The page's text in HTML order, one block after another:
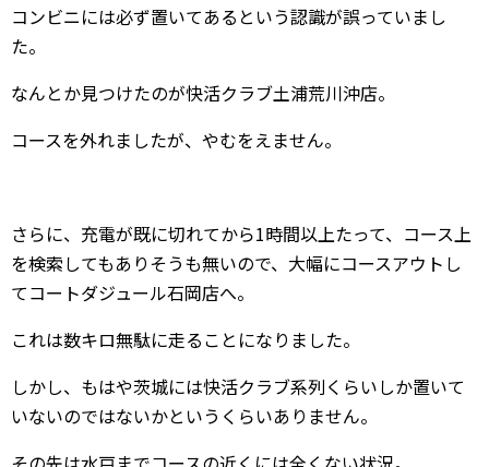
コンビニには必ず置いてあるという認識が誤っていまし
た。
なんとか見つけたのが快活クラブ土浦荒川沖店。
コースを外れましたが、やむをえません。
さらに、充電が既に切れてから1時間以上たって、コース上
を検索してもありそうも無いので、大幅にコースアウトし
てコートダジュール石岡店へ。
これは数キロ無駄に走ることになりました。
しかし、もはや茨城には快活クラブ系列くらいしか置いて
いないのではないかというくらいありません。